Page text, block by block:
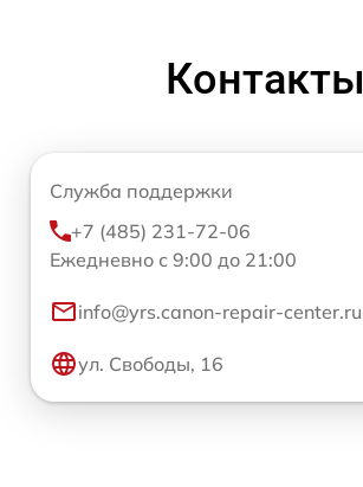
Контакты
Служба поддержки
+7 (485) 231-72-06
Ежедневно с 9:00 до 21:00
info@yrs.canon-repair-center.ru
ул. Свободы, 16